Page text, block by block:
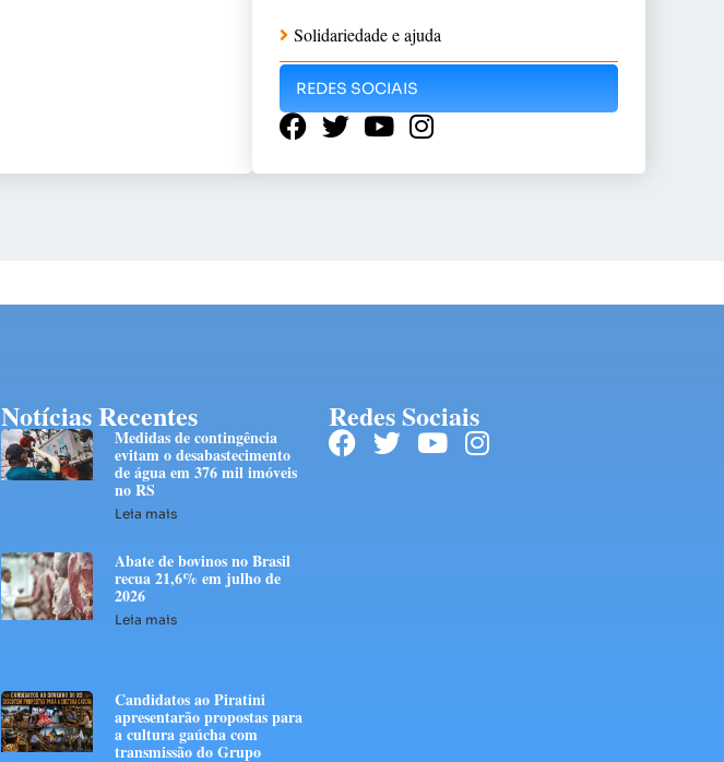
Solidariedade e ajuda
REDES SOCIAIS
Notícias Recentes
Medidas de contingência
evitam o desabastecimento
de água em 376 mil imóveis
no RS
Leia mais
Abate de bovinos no Brasil
recua 21,6% em julho de
2026
Leia mais
Candidatos ao Piratini
apresentarão propostas para
a cultura gaúcha com
transmissão do Grupo
Redes Sociais